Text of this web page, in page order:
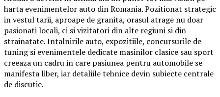
harta evenimentelor auto din Romania. Pozitionat strategic
in vestul tarii, aproape de granita, orasul atrage nu doar
pasionati locali, ci si vizitatori din alte regiuni si din
strainatate. Intalnirile auto, expozitiile, concursurile de
tuning si evenimentele dedicate masinilor clasice sau sport
creeaza un cadru in care pasiunea pentru automobile se
manifesta liber, iar detaliile tehnice devin subiecte centrale
de discutie.